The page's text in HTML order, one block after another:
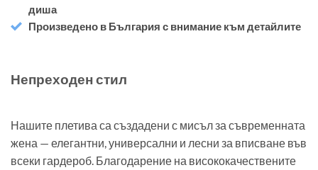
диша
Произведено в България с внимание към детайлите
Непреходен стил
Нашите плетива са създадени с мисъл за съвременната
жена — елегантни, универсални и лесни за вписване във
всеки гардероб. Благодарение на висококачествените